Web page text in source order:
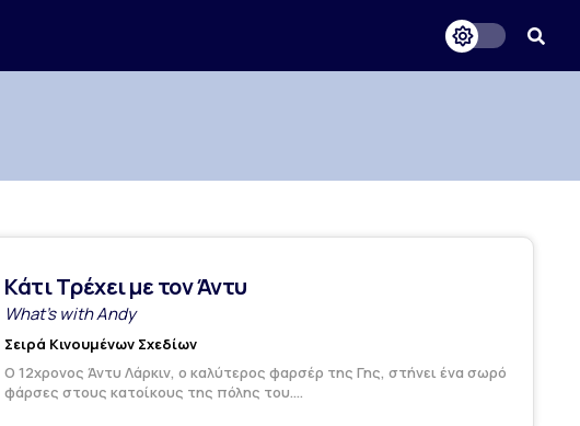
Κάτι Τρέχει με τον Άντυ
What's with Andy
Σειρά Κινουμένων Σχεδίων
Ο 12χρονος Άντυ Λάρκιν, ο καλύτερος φαρσέρ της Γης, στήνει ένα σωρό
φάρσες στους κατοίκους της πόλης του....